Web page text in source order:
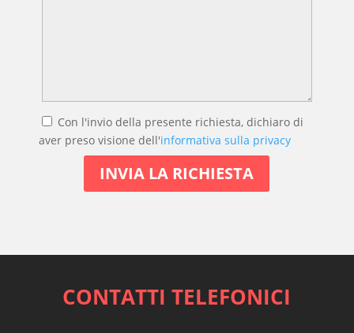
Con l'invio della presente richiesta, dichiaro di
aver preso visione dell'informativa sulla privacy
CONTATTI TELEFONICI